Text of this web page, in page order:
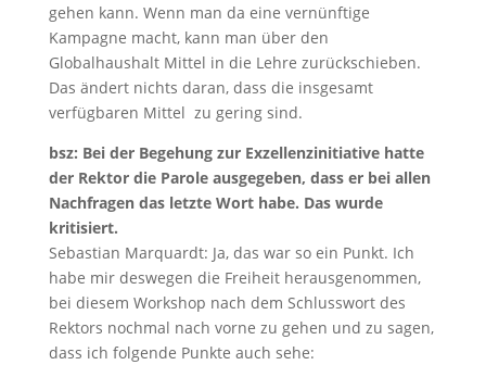
gehen kann. Wenn man da eine vernünftige
Kampagne macht, kann man über den
Globalhaushalt Mittel in die Lehre zurückschieben.
Das ändert nichts daran, dass die insgesamt
verfügbaren Mittel zu gering sind.
bsz: Bei der Begehung zur Exzellenzinitiative hatte
der Rektor die Parole ausgegeben, dass er bei allen
Nachfragen das letzte Wort habe. Das wurde
kritisiert.
Sebastian Marquardt: Ja, das war so ein Punkt. Ich
habe mir deswegen die Freiheit herausgenommen,
bei diesem Workshop nach dem Schlusswort des
Rektors nochmal nach vorne zu gehen und zu sagen,
dass ich folgende Punkte auch sehe: